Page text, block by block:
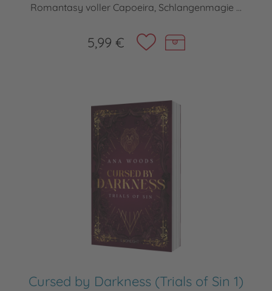
Romantasy voller Capoeira, Schlangenmagie ...
5,99 €
Cursed by Darkness (Trials of Sin 1)